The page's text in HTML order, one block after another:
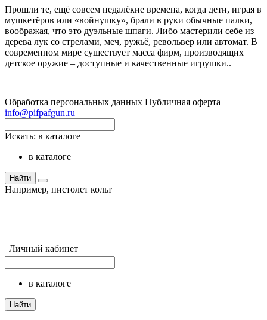
Прошли те, ещё совсем недалёкие времена, когда дети, играя в
мушкетёров или «войнушку», брали в руки обычные палки,
воображая, что это дуэльные шпаги. Либо мастерили себе из
дерева лук со стрелами, меч, ружьё, револьвер или автомат. В
современном мире существует масса фирм, производящих
детское оружие – доступные и качественные игрушки..
Обработка персональных данных Публичная оферта
info@pifpafgun.ru
Искать: в каталоге
в каталоге
Найти
Например, пистолет кольт
Личный кабинет
в каталоге
Найти